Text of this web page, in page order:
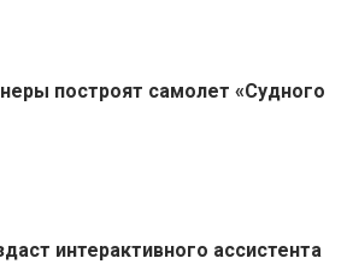
построят самолет «Судного
интерактивного ассистента